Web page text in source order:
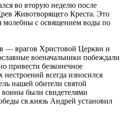
во вторую неделю после
Животворящего Креста. Это
молебны с освящением воды по
— врагов Христовой Церкви и
военачальники побеждали
привести безконечное
всегда износился
нашей обители святой
были свидетелями
св.князь Андрей установил